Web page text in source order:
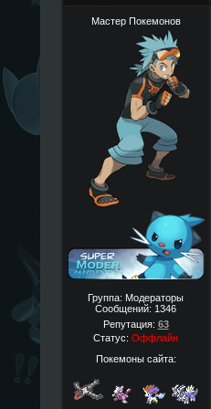
Мастер Покемонов
Группа: Модераторы
Сообщений: 1346
Репутация: 63
Статус: Оффлайн
Покемоны сайта: